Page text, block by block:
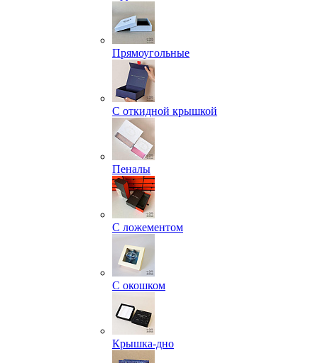
Прямоугольные
С откидной крышкой
Пеналы
С ложементом
С окошком
Крышка-дно